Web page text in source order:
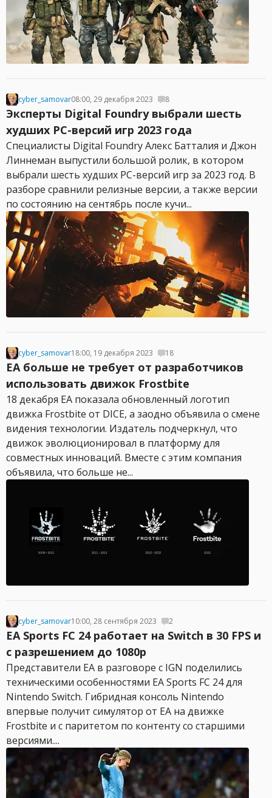
cyber_samovar08:00, 29 декабря 2023 8
Эксперты Digital Foundry выбрали шесть
худших PC-версий игр 2023 года
Специалисты Digital Foundry Алекс Батталия и Джон
Линнеман выпустили большой ролик, в котором
выбрали шесть худших PC-версий игр за 2023 год. В
разборе сравнили релизные версии, а также версии
по состоянию на сентябрь после кучи...
cyber_samovar18:00, 19 декабря 2023 18
EA больше не требует от разработчиков
использовать движок Frostbite
18 декабря EA показала обновленный логотип
движка Frostbite от DICE, а заодно объявила о смене
видения технологии. Издатель подчеркнул, что
движок эволюционировал в платформу для
совместных инноваций. Вместе с этим компания
объявила, что больше не...
cyber_samovar10:00, 28 сентября 2023 2
EA Sports FC 24 работает на Switch в 30 FPS и
с разрешением до 1080p
Представители EA в разговоре с IGN поделились
техническими особенностями EA Sports FC 24 для
Nintendo Switch. Гибридная консоль Nintendo
впервые получит симулятор от EA на движке
Frostbite и с паритетом по контенту со старшими
версиями....